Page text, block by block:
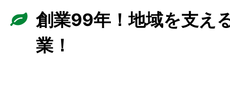
創業99年！地域を支え
業！